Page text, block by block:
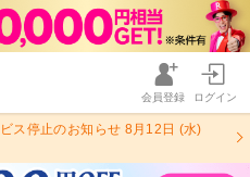
会員登録 ログイン
ス停止のお知らせ 8月12日 (水)